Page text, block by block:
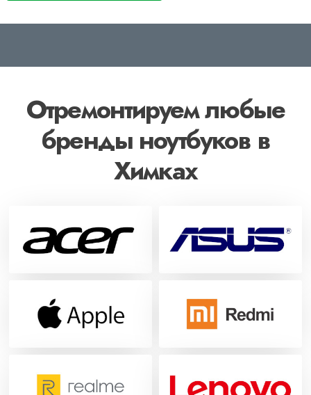
Отремонтируем любые
бренды ноутбуков в
Химках